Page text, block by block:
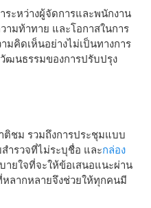
ระหว่างผู้จัดการและพนักงาน
ามท้าทาย และโอกาสในการ
มคิดเห็นอย่างไม่เป็นทางการ
วัฒนธรรมของการปรับปรุง
ติชม รวมถึงการประชุมแบบ
ารวจที่ไม่ระบุชื่อ และกล่อง
ายใจที่จะให้ข้อเสนอแนะผ่าน
หลากหลายจึงช่วยให้ทุกคนมี